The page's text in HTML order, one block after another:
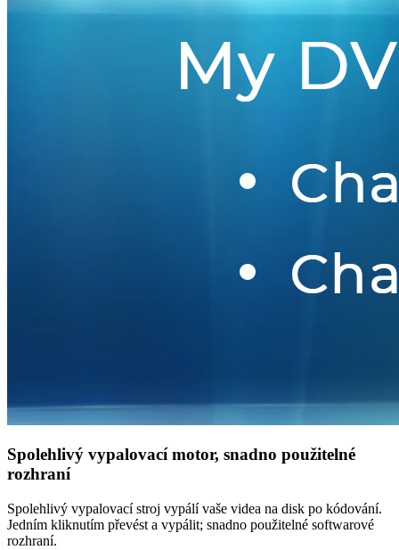
Spolehlivý vypalovací motor, snadno použitelné
rozhraní
Spolehlivý vypalovací stroj vypálí vaše videa na disk po kódování.
Jedním kliknutím převést a vypálit; snadno použitelné softwarové
rozhraní.